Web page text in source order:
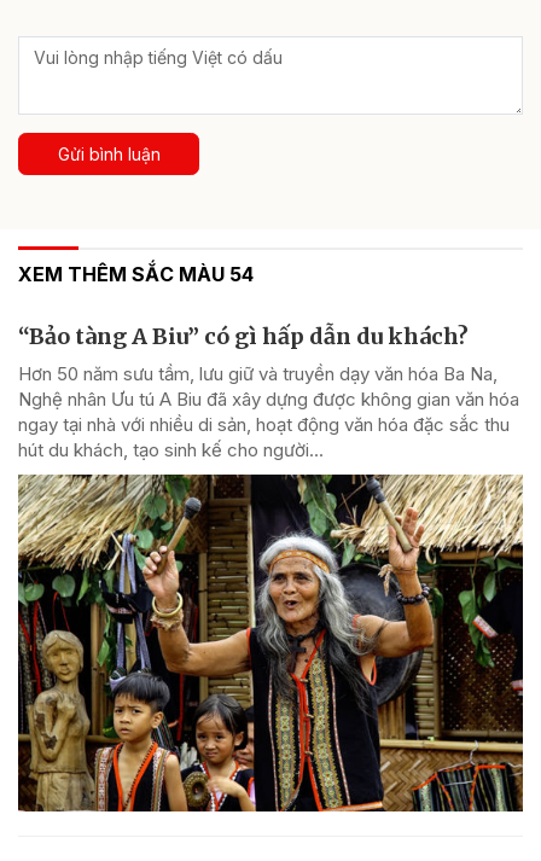
Gửi bình luận
XEM THÊM SẮC MÀU 54
“Bảo tàng A Biu” có gì hấp dẫn du khách?
Hơn 50 năm sưu tầm, lưu giữ và truyền dạy văn hóa Ba Na,
Nghệ nhân Ưu tú A Biu đã xây dựng được không gian văn hóa
ngay tại nhà với nhiều di sản, hoạt động văn hóa đặc sắc thu
hút du khách, tạo sinh kế cho người...